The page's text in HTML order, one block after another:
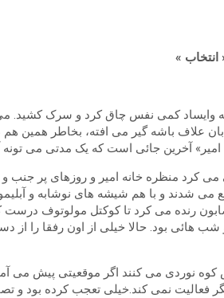
انتخاب »
وایساد کمی نفس چاق کرد و سرک
باشه گیر می افته، بخاطر همین هم
آخرین جائی است که یک مدتی می
کرد منظره خانه امیر و روزهای پر جنب
شدند و با هم شیشه های نوشابه و
رنده می کرد تا کوکتل مولوتوف درست
بود. حالا خیلی از اون رفقا را از
کوه نوردی می کنند اگر موقعیتی پیش می
فعالیت نمی کند.خیلی تعجب کرده بود و